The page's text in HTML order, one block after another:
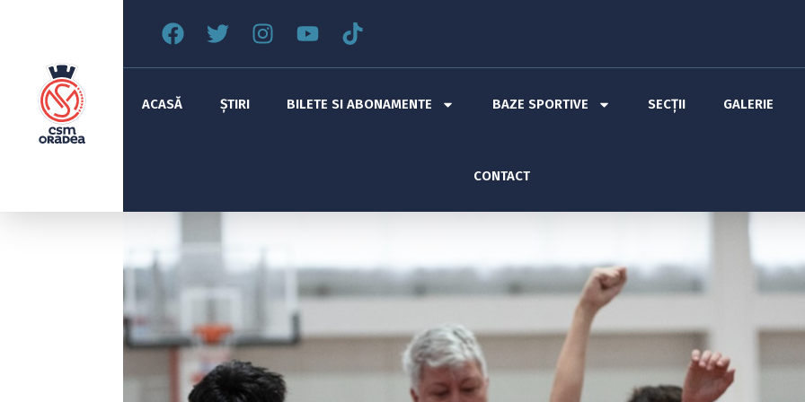
ACASĂ ȘTIRI BILETE SI ABONAMENTE BAZE SPORTIVE SECȚII GALERIE
CONTACT